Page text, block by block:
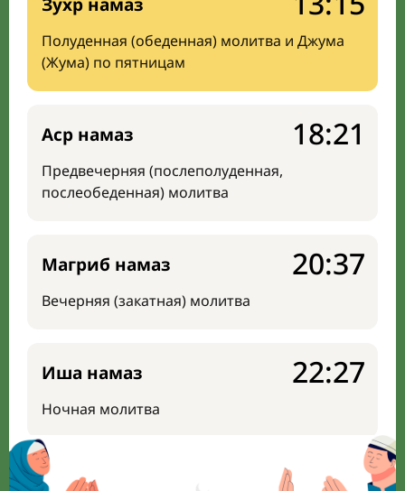
Полуденная (обеденная) молитва и Джума
(Жума) по пятницам
Аср намаз
Предвечерняя (послеполуденная,
послеобеденная) молитва
18:21
Магриб намаз
Вечерняя (закатная) молитва
20:37
Иша намаз
Ночная молитва
22:27